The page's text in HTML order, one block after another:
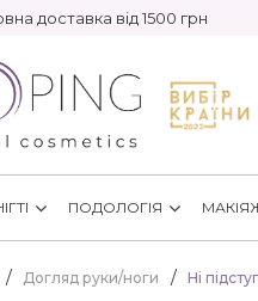
доставка від 1500 грн
ПОДОЛОГІЯ
Догляд руки/ноги Ні